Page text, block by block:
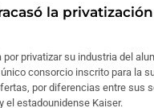
la
por privatizar su industria del
consorcio inscrito para la
por diferencias entre sus
el estadounidense Kaiser.